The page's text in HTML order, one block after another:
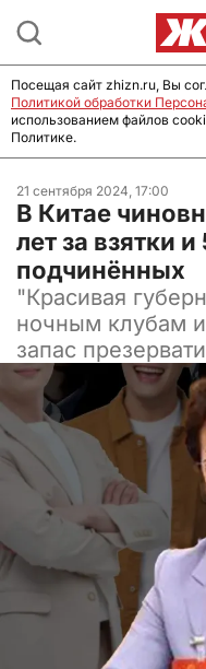
21 сентября 2024, 17:00
В Китае
лет за взятки
подчинённых
"Красивая
ночным клубам
запас
Посещая сайт zhizn.ru, Вы
Политикой обработки
использованием файлов
Политике.